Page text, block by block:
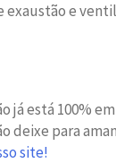
e
já está 100%
deixe para
site!